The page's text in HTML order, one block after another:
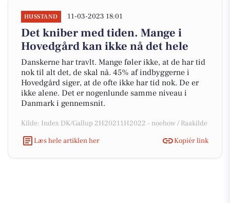
HUSSTAND 11-03-2023 18:01
Det kniber med tiden. Mange i
Hovedgård kan ikke nå det hele
Danskerne har travlt. Mange føler ikke, at de har tid
nok til alt det, de skal nå. 45% af indbyggerne i
Hovedgård siger, at de ofte ikke har tid nok. De er
ikke alene. Det er nogenlunde samme niveau i
Danmark i gennemsnit.
Kilde: Index DK/Gallup 2H20211H2022 - noehow / Raakilde
Læs hele artiklen her
Kopiér link